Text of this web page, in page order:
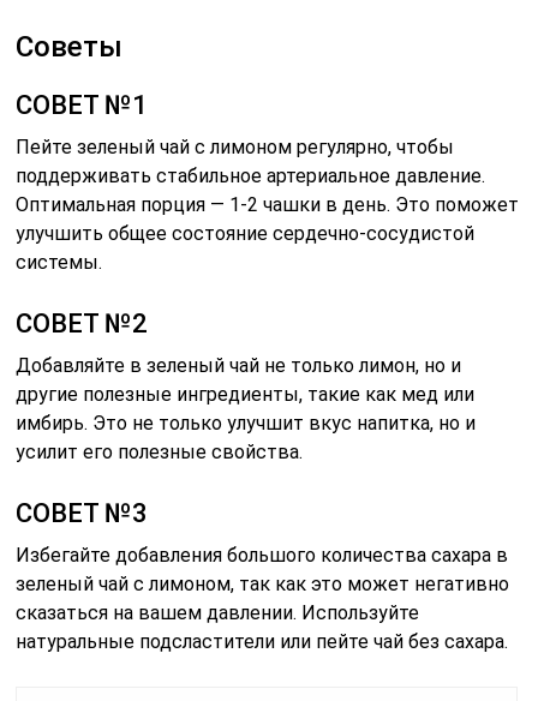
Советы
СОВЕТ №1
Пейте зеленый чай с лимоном регулярно, чтобы
поддерживать стабильное артериальное давление.
Оптимальная порция — 1-2 чашки в день. Это поможет
улучшить общее состояние сердечно-сосудистой
системы.
СОВЕТ №2
Добавляйте в зеленый чай не только лимон, но и
другие полезные ингредиенты, такие как мед или
имбирь. Это не только улучшит вкус напитка, но и
усилит его полезные свойства.
СОВЕТ №3
Избегайте добавления большого количества сахара в
зеленый чай с лимоном, так как это может негативно
сказаться на вашем давлении. Используйте
натуральные подсластители или пейте чай без сахара.